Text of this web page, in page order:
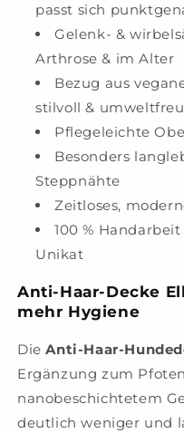
passt sich
Gelenk- &
Arthrose & im Alter
Bezug aus
stilvoll &
Pflegeleichte
Besonders
Steppnähte
Zeitloses,
100 %
Unikat
Anti-Haar-Decke
mehr Hygiene
DieAnti-Haar-
Ergänzung zum
nanobeschichtetem
deutlich weniger und